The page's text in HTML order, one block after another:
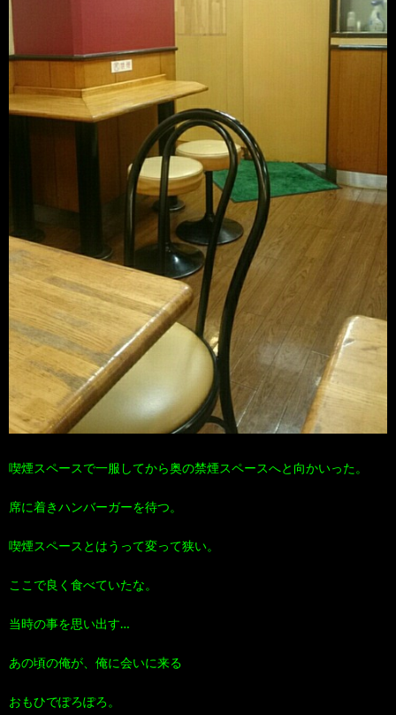
喫煙スペースで一服してから奥の禁煙スペースへと向かいった。
席に着きハンバーガーを待つ。
喫煙スペースとはうって変って狭い。
ここで良く食べていたな。
当時の事を思い出す…
あの頃の俺が、俺に会いに来る
おもひでぽろぽろ。